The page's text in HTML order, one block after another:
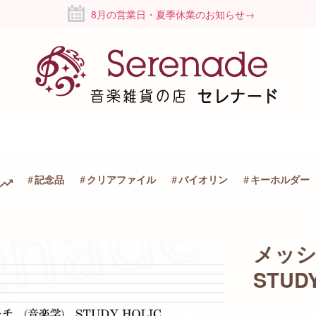
8月の営業日・夏季休業のお知らせ→
記念品 クリアファイル バイオリン キーホルダー
メッ